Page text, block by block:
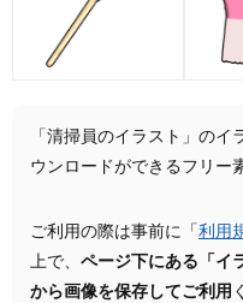
「清掃員のイラスト」の
ウンロードができるフリー
ご利用の際は事前に「 利用
上で、 ページ下にある「イ
から画像を保存してご利用